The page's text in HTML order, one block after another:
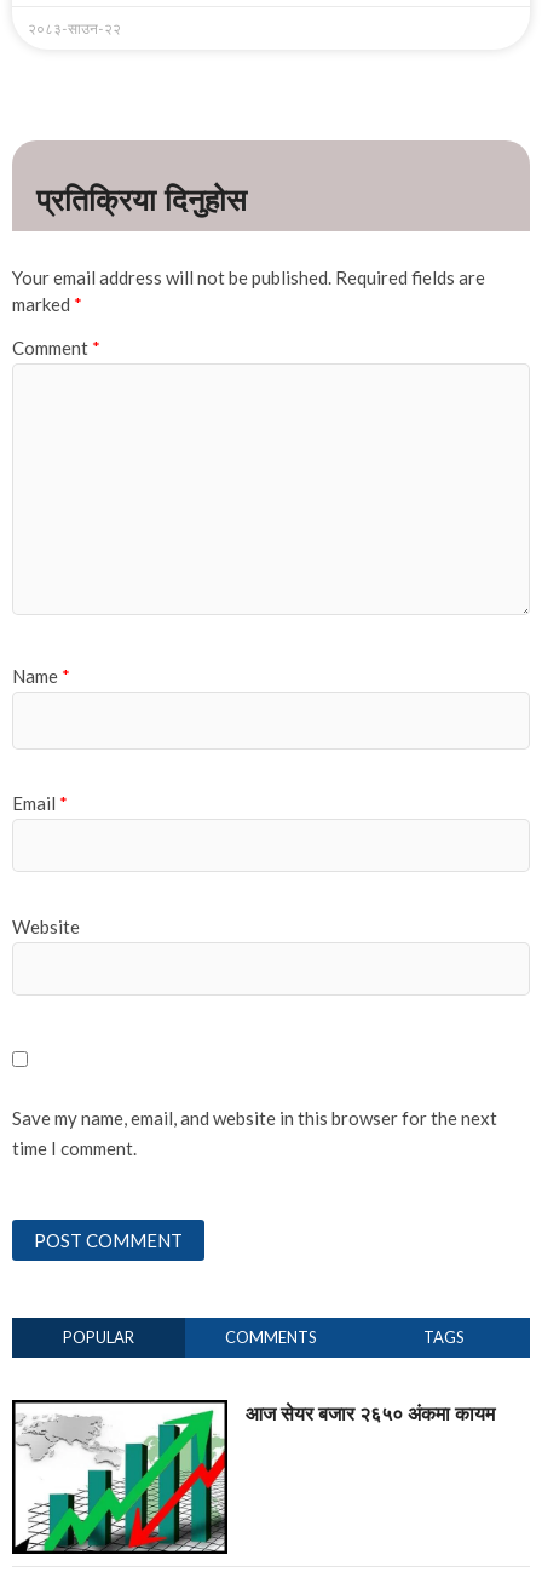
२०८३-साउन-२२
Your email address will not be published. Required fields are
marked *
Comment *
Name *
Email *
Website
Save my name, email, and website in this browser for the next
time I comment.
POPULAR COMMENTS TAGS
आज सेयर बजार २६५० अंकमा कायम